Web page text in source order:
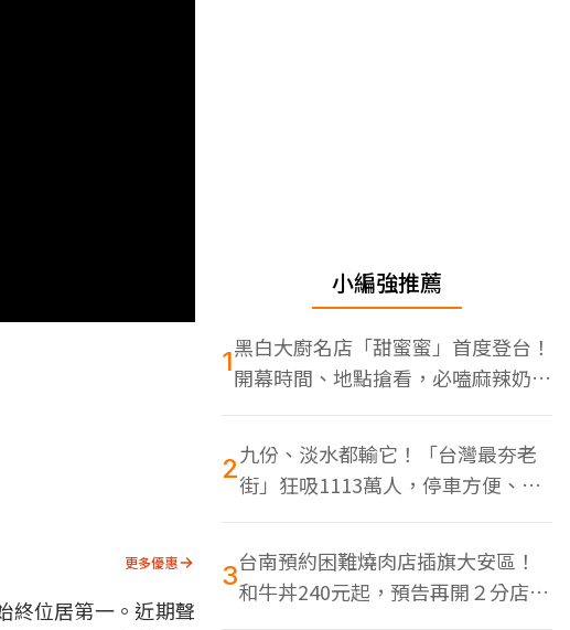
更多優惠
終位居第一。近期聲
小編強推薦
1黑白大廚名店「甜蜜蜜」首度登台！
開幕時間、地點搶看，必嗑麻辣奶油
蝦
2九份、淡水都輸它！「台灣最夯老
街」狂吸1113萬人，停車方便、特
色美食多
3台南預約困難燒肉店插旗大安區！
和牛丼240元起，預告再開２分店、
地點曝光